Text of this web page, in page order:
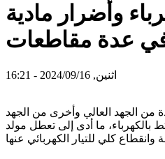
وأضرار مادية
عدة مقاطعات
اثنين, 2024/09/16 - 16:21
الجهد العالي وأخرى من الجهد
بالكهرباء، ما أدى إلى تعطل مولد